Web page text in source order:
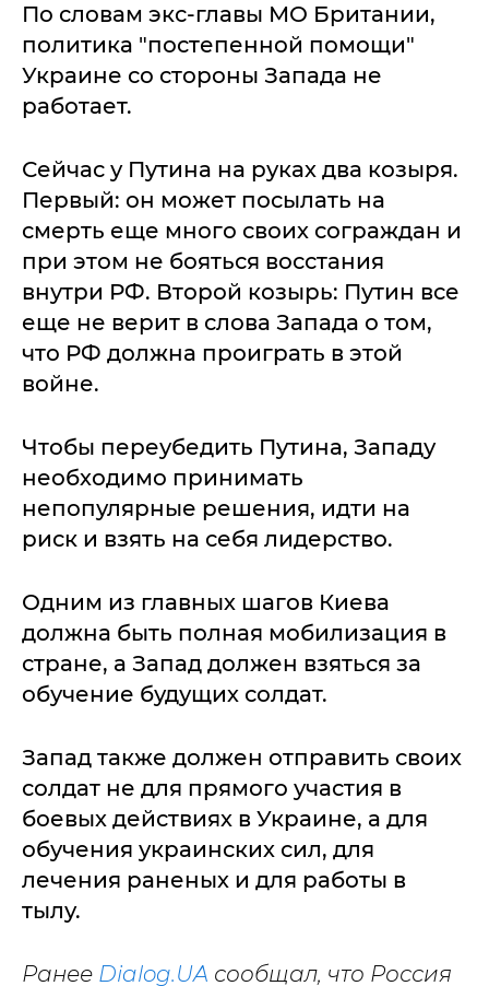
По словам экс-главы МО Британии,
политика "постепенной помощи"
Украине со стороны Запада не
работает.
Сейчас у Путина на руках два козыря.
Первый: он может посылать на
смерть еще много своих сограждан и
при этом не бояться восстания
внутри РФ. Второй козырь: Путин все
еще не верит в слова Запада о том,
что РФ должна проиграть в этой
войне.
Чтобы переубедить Путина, Западу
необходимо принимать
непопулярные решения, идти на
риск и взять на себя лидерство.
Одним из главных шагов Киева
должна быть полная мобилизация в
стране, а Запад должен взяться за
обучение будущих солдат.
Запад также должен отправить своих
солдат не для прямого участия в
боевых действиях в Украине, а для
обучения украинских сил, для
лечения раненых и для работы в
тылу.
Ранее Dialog.UA сообщал, что Россия